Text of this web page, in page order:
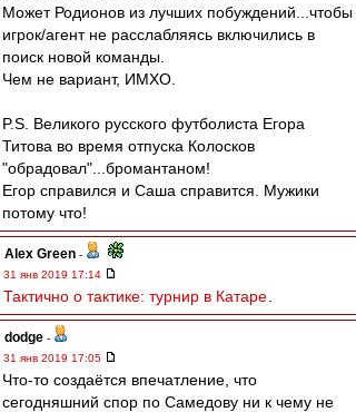
Может Родионов из лучших побуждений...чтобы
игрок/агент не расслабляясь включились в
поиск новой команды.
Чем не вариант, ИМХО.
P.S. Великого русского футболиста Егора
Титова во время отпуска Колосков
"обрадовал"...бромантаном!
Егор справился и Саша справится. Мужики
потому что!
Alex Green -
31 янв 2019 17:14
Тактично о тактике: турнир в Катаре
dodge -
31 янв 2019 17:05
Что-то создаётся впечатление, что
сегодняшний спор по Самедову ни к чему не